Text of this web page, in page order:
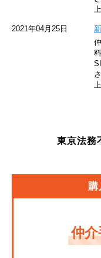
JR南武線
2021年04月25日
東京法務
購
仲介